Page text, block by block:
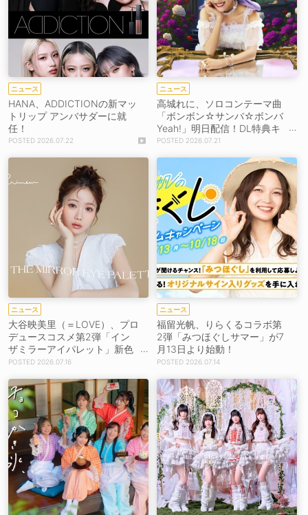
ニュース
HANA、ADDICTIONの新マッ
トリップ アンバサダーに就
任！
2026.07.22
ニュース
高城れに、ソロコンテーマ曲
「ボンボン☆サンバ☆ボンバ
Yeah!」明日配信！DL特典キ
ャンペーンも
2026.07.21
ニュース
大谷映美里（＝LOVE）、プロ
デュースコスメ第2弾「イン
ザミラーアイパレット」新色
2種が7月17日発売決定！
2026.07.16
ニュース
福留光帆、りらくるコラボ第
2弾「みつほぐしサマー」が7
月13日より始動！
2026.07.14